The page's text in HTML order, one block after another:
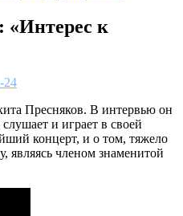
«Интерес к
24
Пресняков. В интервью он
и играет в своей
концерт, и о том, тяжело
являясь членом знаменитой